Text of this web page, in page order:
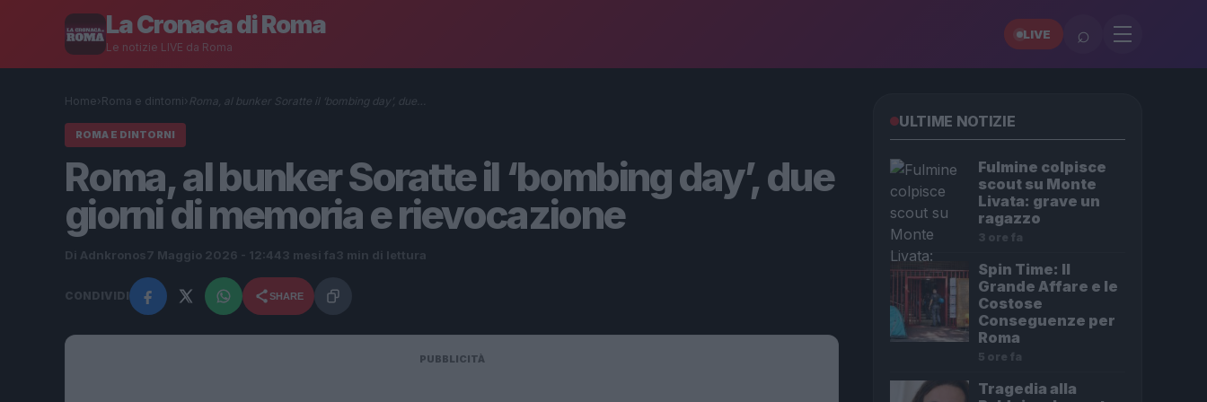
La Cronaca di Roma
Le notizie LIVE da Roma
LIVE ⌕
Home› Roma e dintorni› Roma, al bunker Soratte il ‘bombing day’, due…
ROMA E DINTORNI
Roma, al bunker Soratte il ‘bombing day’, due
giorni di memoria e rievocazione
Di Adnkronos7 Maggio 2026 - 12:443 mesi fa3 min di lettura
CONDIVIDI SHARE
PUBBLICITÀ
ULTIME NOTIZIE
Fulmine colpisce
scout su Monte
Livata: grave un
ragazzo
3 ore fa
Spin Time: Il
Grande Affare e le
Costose
Conseguenze per
Roma
5 ore fa
Tragedia alla